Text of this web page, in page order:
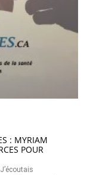
: MYRIAM
POUR